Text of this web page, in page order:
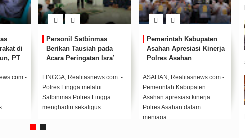
Pemerintah Kabupaten
Asahan Apresiasi Kinerja
Polres Asahan
ASAHAN, Realitasnews.com -
Pemerintah Kabupaten
Asahan apresiasi kinerja
Polres Asahan dalam
Bupati Asahan Terima
Kunjungan PT. Taspen
Medan
ASAHAN, Realitasnews.com -
Bupati Asahan H. Surya, BSc
didampingi Sekretaris Daerah
Kabupaten Asahan...
Bupati
Asahan
Ambulance
Dinkes
Asahan
ASAHAN,
Bupati Asahan
bersama
(Wabup)